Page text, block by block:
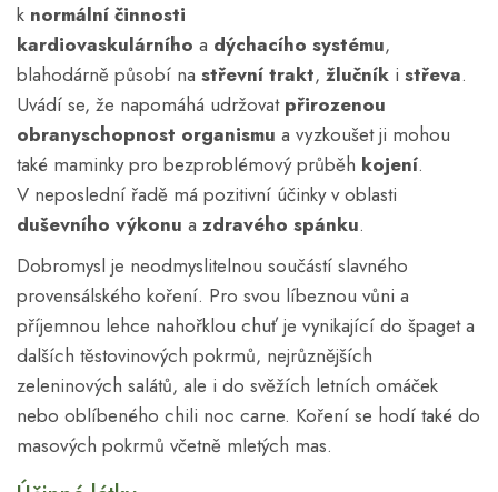
k normální činnosti
kardiovaskulárního a dýchacího systému,
blahodárně působí na střevní trakt, žlučník i střeva.
Uvádí se, že napomáhá udržovat přirozenou
obranyschopnost organismu a vyzkoušet ji mohou
také maminky pro bezproblémový průběh kojení.
V neposlední řadě má pozitivní účinky v oblasti
duševního výkonu a zdravého spánku.
Dobromysl je neodmyslitelnou součástí slavného
provensálského koření. Pro svou líbeznou vůni a
příjemnou lehce nahořklou chuť je vynikající do špaget a
dalších těstovinových pokrmů, nejrůznějších
zeleninových salátů, ale i do svěžích letních omáček
nebo oblíbeného chili noc carne. Koření se hodí také do
masových pokrmů včetně mletých mas.